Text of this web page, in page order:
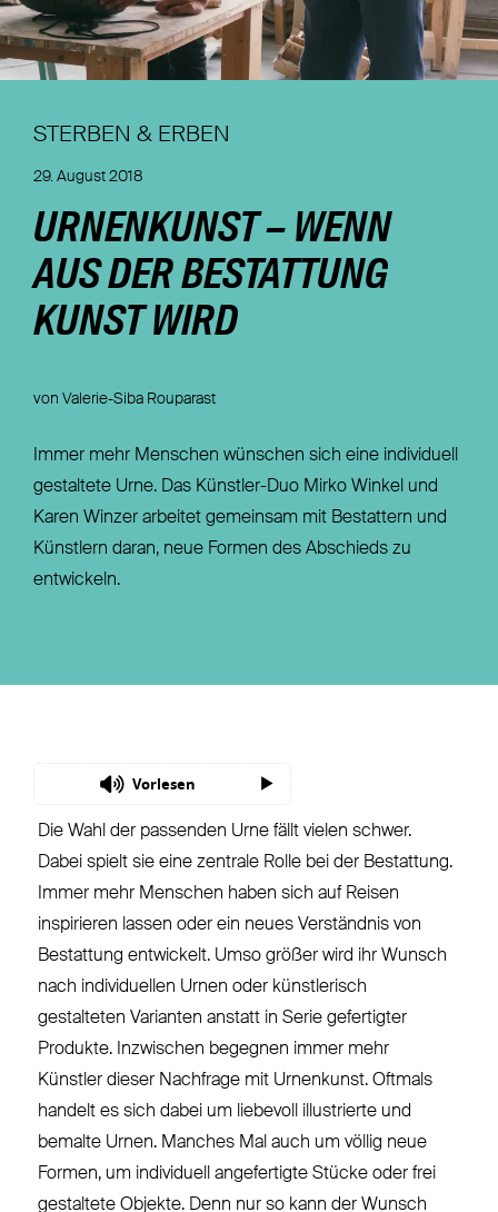
Nachhaltigkeit
STERBEN & ERBEN
29. August 2018
URNENKUNST – WENN
AUS DER BESTATTUNG
KUNST WIRD
von Valerie-Siba Rouparast
Immer mehr Menschen wünschen sich eine individuell
gestaltete Urne. Das Künstler-Duo Mirko Winkel und
Karen Winzer arbeitet gemeinsam mit Bestattern und
Künstlern daran, neue Formen des Abschieds zu
entwickeln.
Vorlesen
Die Wahl der passenden Urne fällt vielen schwer.
Dabei spielt sie eine zentrale Rolle bei der Bestattung.
Immer mehr Menschen haben sich auf Reisen
inspirieren lassen oder ein neues Verständnis von
Bestattung entwickelt. Umso größer wird ihr Wunsch
nach individuellen Urnen oder künstlerisch
gestalteten Varianten anstatt in Serie gefertigter
Produkte. Inzwischen begegnen immer mehr
Künstler dieser Nachfrage mit Urnenkunst. Oftmals
handelt es sich dabei um liebevoll illustrierte und
bemalte Urnen. Manches Mal auch um völlig neue
Formen, um individuell angefertigte Stücke oder frei
gestaltete Objekte. Denn nur so kann der Wunsch